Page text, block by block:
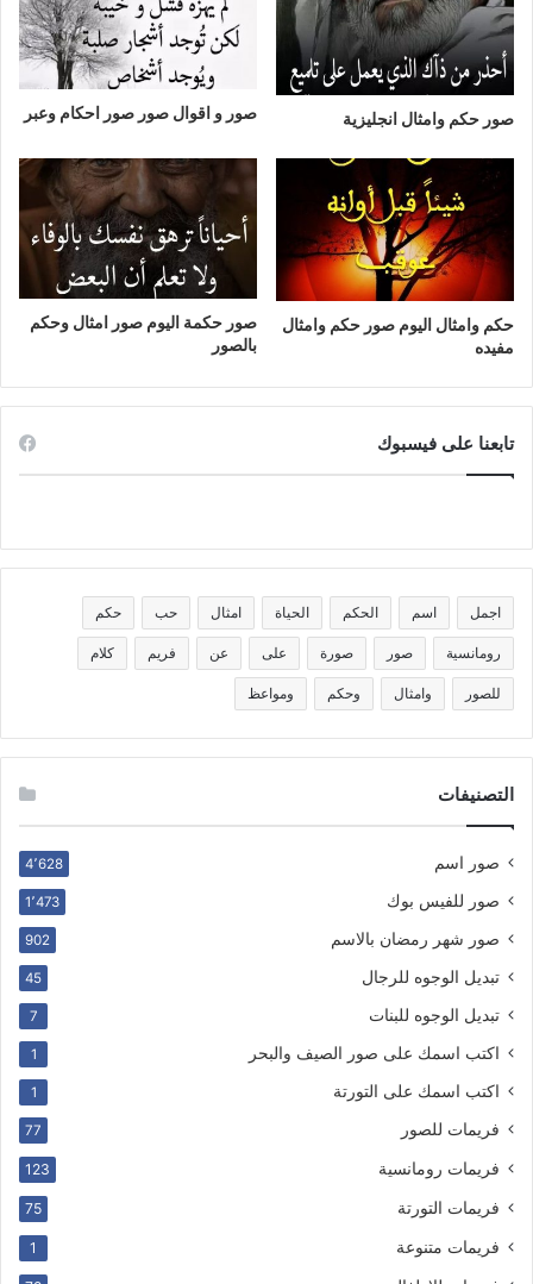
صور حكم وامثال انجليزية صور و اقوال صور صور احكام وعبر
حكم وامثال اليوم صور حكم وامثال
مفيده
صور حكمة اليوم صور امثال وحكم
بالصور
تابعنا على فيسبوك
اجمل اسم الحكم الحياة امثال حب حكم
رومانسية صور صورة على عن فريم كلام
للصور وامثال وحكم ومواعظ
التصنيفات
صور اسم 4٬628
صور للفيس بوك 1٬473
صور شهر رمضان بالاسم 902
تبديل الوجوه للرجال 45
تبديل الوجوه للبنات 7
اكتب اسمك على صور الصيف والبحر 1
اكتب اسمك على التورتة 1
فريمات للصور 77
فريمات رومانسية 123
فريمات التورتة 75
فريمات متنوعة 1